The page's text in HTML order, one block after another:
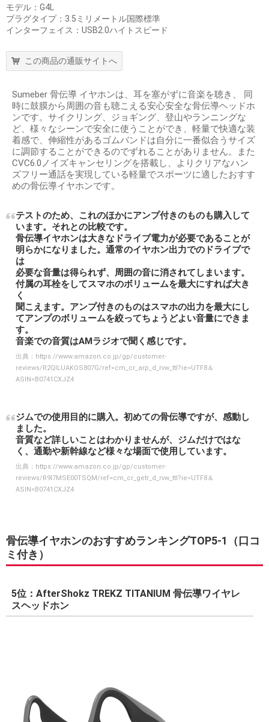
モデル：G4L
プラグタイプ：3.5ミリメートル国際標準
インターフェイス：USB2.0ハイトスピード
この商品の通販サイトへ
Sumeber 骨伝導 イヤホンは、耳を塞がずに音楽を聴き、 同
時に鼓膜から周囲の音も聴こえる安心安全な骨伝導ヘッドホ
ンです。サイクリング、ジョギング、登山やランニングな
ど、様々なシーンで安全に使うことができ、軽量で快適な装
着感で、伸縮性があるゴムバンドは自分に一番似合うサイズ
に調節することができるのでずれることがありません。また
CVC6.0ノイズキャンセリングを搭載し、よりクリアなハン
ズフリー通話を実現している軽量でスポーツに適したおすす
めの骨伝導イヤホンです。
テストのため、これのほかにアンプ付きのものも購入して
います。それとの比較です。
骨伝導イヤホンは大きなドライブ電力が必要であることが
明らかになりました。通常のイヤホン出力でのドライブで
は
必要な音量は得られず、周囲の音に消されてしまいます。
付属の耳栓をしてスマホのボリュームを最大にすれば大き
く
聞こえます。アンプ付きのものはスマホの出力を最大にし
てアンプのボリュームを絞ってちょうどよい音量にできま
す。
音楽での音質はAMラジオで聞く感じです。
出典： https://www.amazon.co.jp/gp/customer-
reviews/R2QILUAKOS807G/ref=cm_cr_arp_d_rvw_ttl?ie=UTF8＆
ASIN=B0741CXJZ4
ジムでの使用目的に購入。初めての骨伝導ですが、感動し
ました。
音質など詳しいことはわかりませんが、ジムだけではな
く、通勤や新幹線など様々な場面で使用しています。
出典： https://www.amazon.co.jp/gp/customer-
reviews/R9I7MSE00TSQM/ref=cm_cr_getr_d_rvw_ttl?ie=UTF8＆
ASIN=B0741CXJZ4
骨伝導イヤホンのおすすめランキングTOP5-1（口コ
ミ付き）
5位：AfterShokz TREKZ TITANIUM 骨伝導ワイヤレ
スヘッドホン